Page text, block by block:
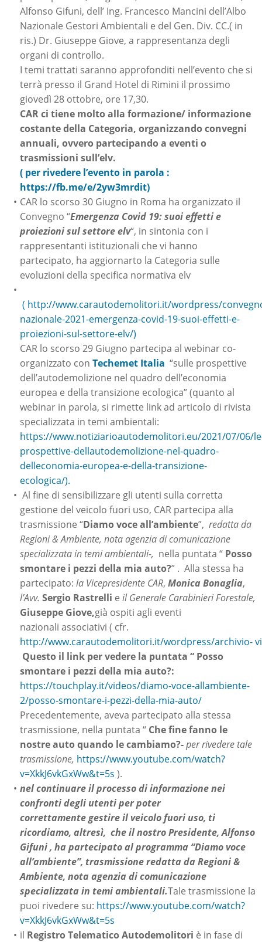
Alfonso Gifuni, dell’ Ing. Francesco Mancini dell’Albo
Nazionale Gestori Ambientali e del Gen. Div. CC.( in
ris.) Dr. Giuseppe Giove, a rappresentanza degli
organi di controllo.
I temi trattati saranno approfonditi nell’evento che si
terrà presso il Grand Hotel di Rimini il prossimo
giovedì 28 ottobre, ore 17,30.
CAR ci tiene molto alla formazione/ informazione
costante della Categoria, organizzando convegni
annuali, ovvero partecipando a eventi o
trasmissioni sull’elv.
( per rivedere l’evento in parola :
https://fb.me/e/2yw3mrdit)
CAR lo scorso 30 Giugno in Roma ha organizzato il
Convegno “Emergenza Covid 19: suoi effetti e
proiezioni sul settore elv“, in sintonia con i
rappresentanti istituzionali che vi hanno
partecipato, ha aggiornarto la Categoria sulle
evoluzioni della specifica normativa elv
( http://www.carautodemolitori.it/wordpress/
nazionale-2021-emergenza-covid-19-suoi-effetti-e-
proiezioni-sul-settore-elv/)
CAR lo scorso 29 Giugno partecipa al webinar co-
organizzato con Techemet Italia “sulle prospettive
dell’autodemolizione nel quadro dell’economia
europea e della transizione ecologica” (quanto al
webinar in parola, si rimette link ad articolo di rivista
specializzata in temi ambientali:
https://www.notiziarioautodemolitori.eu/2021/07/06/
prospettive-dellautodemolizione-nel-quadro-
delleconomia-europea-e-della-transizione-
ecologica/).
Al fine di sensibilizzare gli utenti sulla corretta
gestione del veicolo fuori uso, CAR partecipa alla
trasmissione “Diamo voceall’ambiente”, redatta da
Regioni & Ambiente, nota agenzia di comunicazione
specializzata in temi ambientali-, nella puntata “ Posso
smontare i pezzi della mia auto?” . Alla stessa ha
partecipato: la Vicepresidente CAR, Monica Bonaglia,
l’Avv. Sergio Rastrelli e il Generale Carabinieri Forestale,
Giuseppe Giove,già ospiti agli eventi
nazionali associativi ( cfr.
http://www.carautodemolitori.it/wordpress/archivio-
Questo il link per vedere la puntata “ Posso
smontare i pezzi della mia auto?:
https://touchplay.it/videos/diamo-voce-allambiente-
2/posso-smontare-i-pezzi-della-mia-auto/
Precedentemente, aveva partecipato alla stessa
trasmissione, nella puntata “ Che fine fanno le
nostre auto quando le cambiamo?-per rivedere tale
trasmissione, https://www.youtube.com/watch?
v=XkkJ6vkGxWw&t=5s ).
nel continuare il processo di informazione nei
confronti degli utenti per poter
correttamente gestire il veicolo fuori uso, ti
ricordiamo, altresì, che il nostro Presidente, Alfonso
Gifuni , ha partecipato al programma “Diamo voce
all’ambiente”, trasmissione redatta da Regioni &
Ambiente, nota agenzia di comunicazione
specializzata in temi ambientali.Tale trasmissione la
puoi rivedere su: https://www.youtube.com/watch?
v=XkkJ6vkGxWw&t=5s
il Registro Telematico Autodemolitori è in fase di